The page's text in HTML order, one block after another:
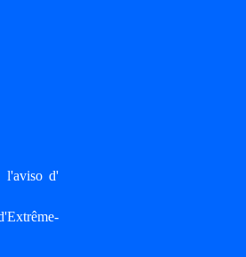
l'aviso d'